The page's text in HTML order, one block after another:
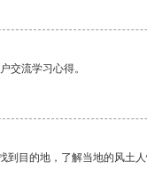
交流学习心得。
到目的地，了解当地的风土